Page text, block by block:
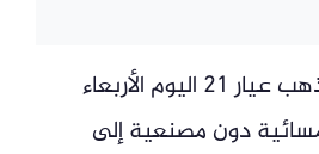
وسجل سعر جرام الذهب عيار 21 اليوم الأربعاء
دون مصنعية إلى